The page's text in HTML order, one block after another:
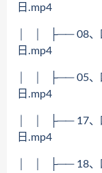
日.mp4
│ │ ├── 08、
日.mp4
│ │ ├── 05、
日.mp4
│ │ ├── 17、
日.mp4
│ │ ├── 18、